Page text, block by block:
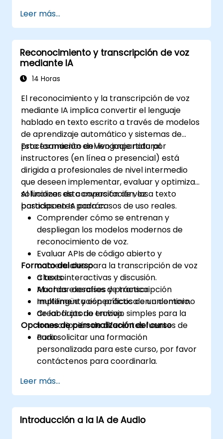
Leer más...
Reconocimiento y transcripción de voz
mediante IA
14 Horas
El reconocimiento y la transcripción de voz
mediante IA implica convertir el lenguaje
hablado en texto escrito a través de modelos
de aprendizaje automático y sistemas de
procesamiento del lenguaje natural.
Esta formación en vivo impartida por
instructores (en línea o presencial) está
dirigida a profesionales de nivel intermedio
que deseen implementar, evaluar y optimizar
soluciones de conversión de voz a texto
basadas en IA para casos de uso reales.
Al finalizar esta capacitación, los
participantes podrán:
Comprender cómo se entrenan y
despliegan los modelos modernos de
reconocimiento de voz.
Evaluar APIs de código abierto y
comerciales para la transcripción de voz
a texto.
Abordar desafíos de transcripción
multilingüe y específicos de un dominio.
Crear flujos de trabajo simples para la
transcripción de diferentes fuentes de
audio.
Formato del curso
Clases interactivas y discusión.
Muchas exercises y práctica.
Implementación práctica en un entorno
de laboratorio en vivo.
Opciones de personalización del curso
Para solicitar una formación
personalizada para este curso, por favor
contáctenos para coordinarla.
Leer más...
Introducción a la IA de Audio